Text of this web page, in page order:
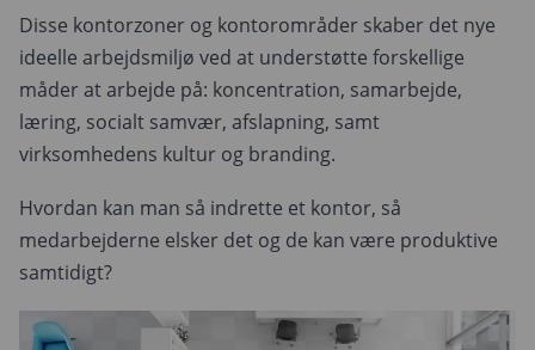
Disse kontorzoner og kontorområder skaber det nye
ideelle arbejdsmiljø ved at understøtte forskellige
måder at arbejde på: koncentration, samarbejde,
læring, socialt samvær, afslapning, samt
virksomhedens kultur og branding.
Hvordan kan man så indrette et kontor, så
medarbejderne elsker det og de kan være produktive
samtidigt?